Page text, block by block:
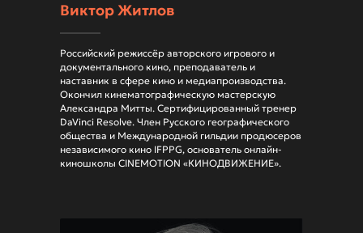
Виктор Житлов
Российский режиссёр авторского игрового и
документального кино, преподаватель и
наставник в сфере кино и медиапроизводства.
Окончил кинематографическую мастерскую
Александра Митты. Сертифицированный тренер
DaVinci Resolve. Член Русского географического
общества и Международной гильдии продюсеров
независимого кино IFPPG, основатель онлайн-
киношколы CINEMOTION «КИНОДВИЖЕНИЕ».
По любым вопросам:
edu@fundregion.ru